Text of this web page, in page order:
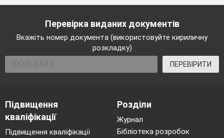
Перевірка виданих документів
Вкажіть номер документа (використовуйте кириличну
розкладку)
ПЕРЕВІРИТИ
Підвищення
кваліфікації
Підвищення кваліфікації
Розділи
Журнал
Бібліотека розробок